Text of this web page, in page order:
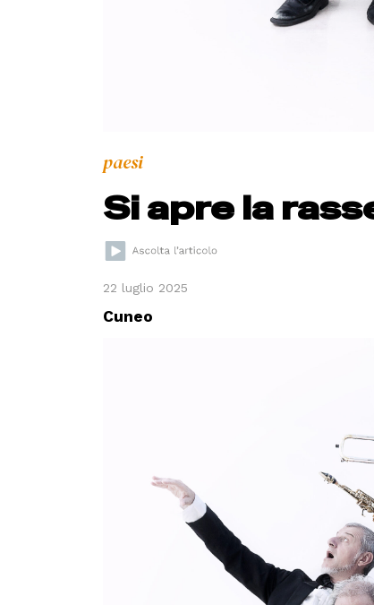
paesi
Si apre la
22 luglio 2025
Cuneo